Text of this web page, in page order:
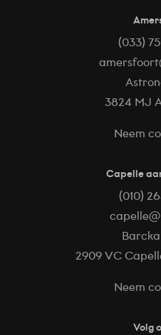
(033)
3824 MJ
Neem
Capelle
(010)
2909 VC
Neem
Volg